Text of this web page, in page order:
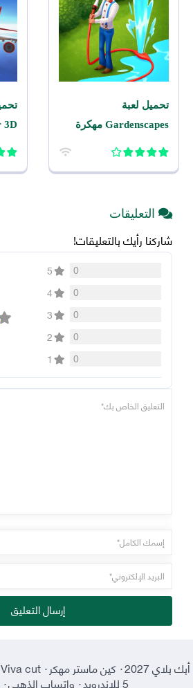
تحميل لعبة
Gardenscapes مهكرة
التعليقات
شاركنا رأيك بالتعليقات!
0
5
0
4
0
3
0
2
0
1
إرسال التعليق
أبك بلاي 2027 · كين ماستر مهكر·Viva cut مهكر
5 للاندرويد ·واتساب الذهبي·